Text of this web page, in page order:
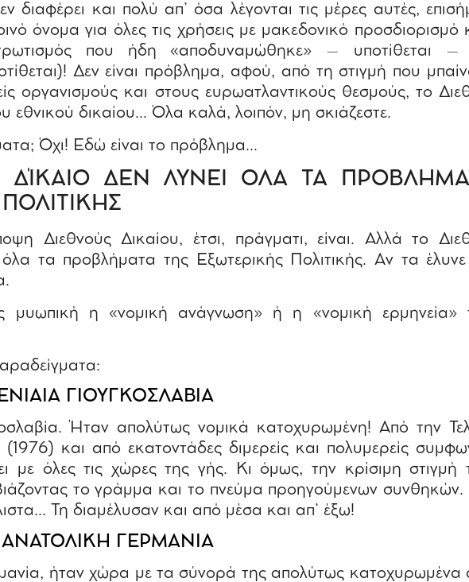
διαφέρει και πολύ απ’ όσα λέγονται τις μέρες αυτές,
όνομα για όλες τις χρήσεις με μακεδονικό προσδιορισμό
που ήδη «αποδυναμώθηκε» – υποτίθεται
Δεν είναι πρόβλημα, αφού, από τη στιγμή που
οργανισμούς και στους ευρωατλαντικούς θεσμούς, το
εθνικού δικαίου… Όλα καλά, λοιπόν, μη σκιάζεστε.
Όχι! Εδώ είναι το πρόβλημα…
ΔΊΚΑΙΟ ΔΕΝ ΛΥΝΕΙ ΟΛΑ ΤΑ
Διεθνούς Δικαίου, έτσι, πράγματι, είναι. Αλλά το
τα προβλήματα της Εξωτερικής Πολιτικής. Αν τα
μυωπική η «νομική ανάγνωση» ή η «νομική ερμηνεία»
ΓΙΟΥΓΚΟΣΛΑΒΙΑ
Ήταν απολύτως νομικά κατοχυρωμένη! Από την
και από εκατοντάδες διμερείς και πολυμερείς
με όλες τις χώρες της γής. Κι όμως, την κρίσιμη στιγμή
το γράμμα και το πνεύμα προηγούμενων συνθηκών.
Τη διαμέλυσαν και από μέσα και απ’ έξω!
ΑΝΑΤΟΛΙΚΗ ΓΕΡΜΑΝΙΑ
ήταν χώρα με τα σύνορά της απολύτως κατοχυρωμένα